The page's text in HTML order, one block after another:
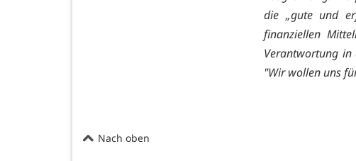
die „gute und
finanziellen
Verantwortung in
"Wir wollen uns
Nach oben